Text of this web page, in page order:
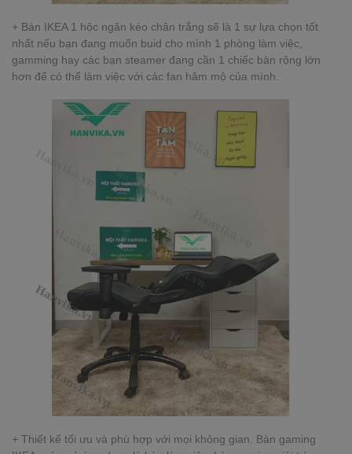
+ Bàn IKEA 1 hộc ngăn kéo chân trắng sẽ là 1 sự lựa chọn tốt
nhất nếu bạn đang muốn buid cho mình 1 phòng làm việc,
gamming hay các bạn steamer đang cần 1 chiếc bàn rộng lớn
hơn để có thể làm việc với các fan hâm mộ của mình.
+ Thiết kế tối ưu và phù hợp với mọi không gian. Bàn gaming